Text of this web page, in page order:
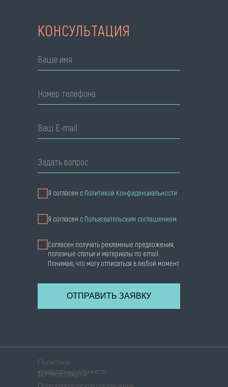
КОНСУЛЬТАЦИЯ
Ваше имя
Номер телефона
Ваш E-mail
Задать вопрос
Я согласен с Политикой Конфиденциальности
Я cогласен с Пользовательским соглашением
Согласен получать рекламные предложения,
полезные статьи и материалы по email.
Понимаю, что могу отписаться в любой момент.
ОТПРАВИТЬ ЗАЯВКУ
Политика
конфиденциальности
Пользовательское соглашение
Договор оферты